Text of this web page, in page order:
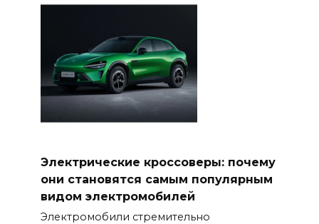
Электрические кроссоверы: почему
они становятся самым популярным
видом электромобилей
Электромобили стремительно